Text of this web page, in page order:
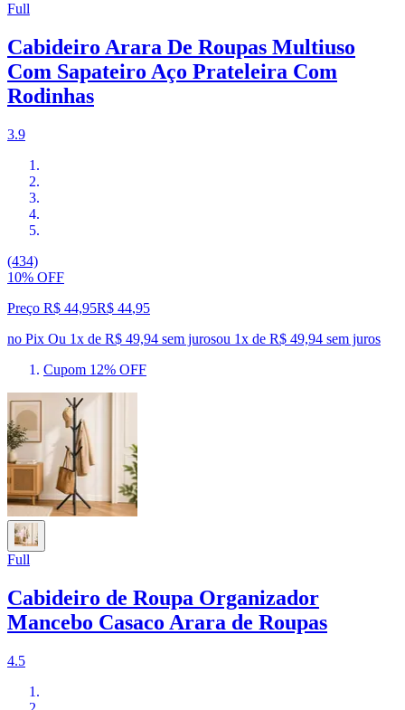
Full
Cabideiro Arara De Roupas Multiuso
Com Sapateiro Aço Prateleira Com
Rodinhas
3.9
(434)
10% OFF
Preço R$ 44,95R$ 44,95
no Pix Ou 1x de R$ 49,94 sem jurosou 1x de R$ 49,94 sem juros
Cupom 12% OFF
Full
Cabideiro de Roupa Organizador
Mancebo Casaco Arara de Roupas
4.5